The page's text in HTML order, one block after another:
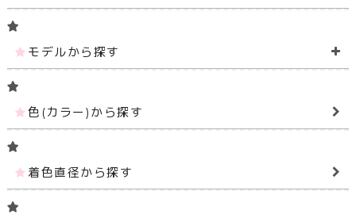
モデルから探す
色(カラー)から探す
着色直径から探す